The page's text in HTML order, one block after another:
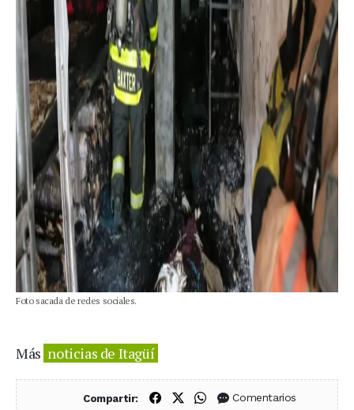
Foto sacada de redes sociales.
Más noticias de Itagüí
Compartir: Compartir en Facebook
Compartir en X (Twitter)
Compartir en WhatsApp
Comentarios